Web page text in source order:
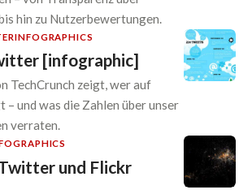
hin zu Nutzerbewertungen.
INFOGRAPHICS
[infographic]
TechCrunch zeigt, wer auf
und was die Zahlen über unser
verraten.
und Flickr